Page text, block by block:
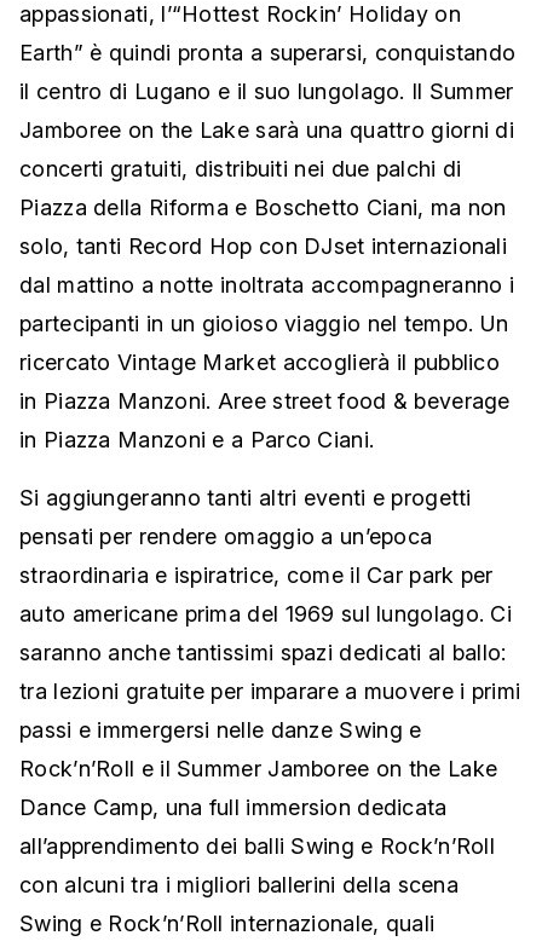
appassionati, l’“Hottest Rockin’ Holiday on
Earth” è quindi pronta a superarsi, conquistando
il centro di Lugano e il suo lungolago. Il Summer
Jamboree on the Lake sarà una quattro giorni di
concerti gratuiti, distribuiti nei due palchi di
Piazza della Riforma e Boschetto Ciani, ma non
solo, tanti Record Hop con DJset internazionali
dal mattino a notte inoltrata accompagneranno i
partecipanti in un gioioso viaggio nel tempo. Un
ricercato Vintage Market accoglierà il pubblico
in Piazza Manzoni. Aree street food & beverage
in Piazza Manzoni e a Parco Ciani.
Si aggiungeranno tanti altri eventi e progetti
pensati per rendere omaggio a un’epoca
straordinaria e ispiratrice, come il Car park per
auto americane prima del 1969 sul lungolago. Ci
saranno anche tantissimi spazi dedicati al ballo:
tra lezioni gratuite per imparare a muovere i primi
passi e immergersi nelle danze Swing e
Rock’n’Roll e il Summer Jamboree on the Lake
Dance Camp, una full immersion dedicata
all’apprendimento dei balli Swing e Rock’n’Roll
con alcuni tra i migliori ballerini della scena
Swing e Rock’n’Roll internazionale, quali